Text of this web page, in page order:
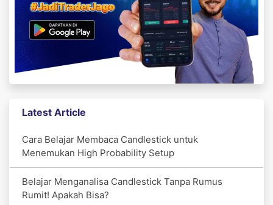
Latest Article
Cara Belajar Membaca Candlestick untuk
Menemukan High Probability Setup
Belajar Menganalisa Candlestick Tanpa Rumus
Rumit! Apakah Bisa?